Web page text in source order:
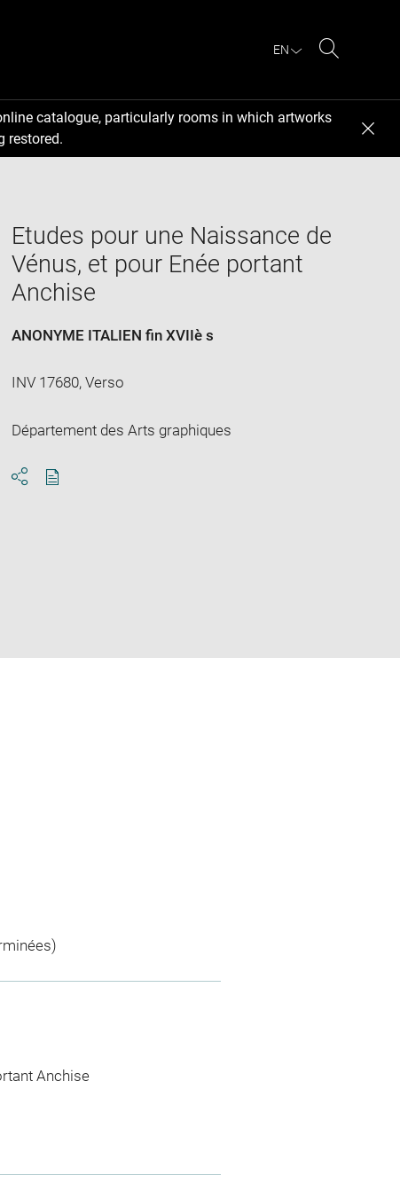
EN
catalogue, particularly rooms in which artworks
restored.
Etudes pour une Naissance de
Vénus, et pour Enée portant
Anchise
ANONYME ITALIEN fin XVIIè s
INV 17680, Verso
Département des Arts graphiques
Anchise